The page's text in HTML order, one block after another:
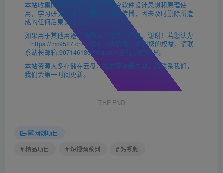
本站收集的资源仅供内部学习研究软件设计思想和原理使
用，学习研究后请自觉删除，请勿传播，因未及时删除所造
成的任何后果责任自负。
如果用于其他用途，请购买正版支持作者，谢谢！若您认为
「https://mc9527.cn/」发布的内容若侵犯到您的权益，请联
系站长邮箱:907146180@qq.com 进行删除处理。
本站资源大多存储在云盘，如发现链接失效，请联系我们，
我们会第一时间更新。
THE END
🆓网创项目
# 精品项目
# 短视频系列 # 短视频